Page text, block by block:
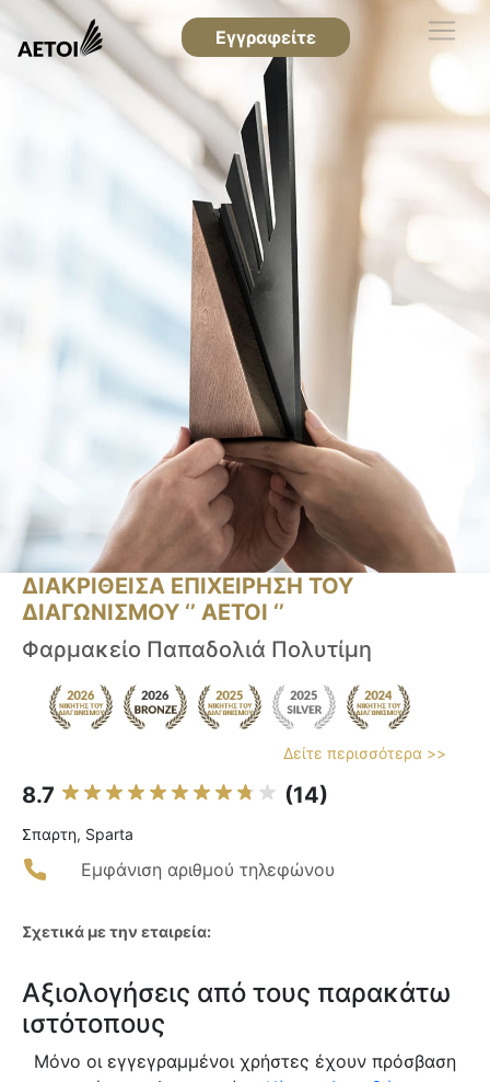
Εγγραφείτε
ΔΙΑΚΡΙΘΕΙΣΑ ΕΠΙΧΕΙΡΗΣΗ ΤΟΥ
ΔΙΑΓΩΝΙΣΜΟΥ ‘’ ΑΕΤΟΙ ‘’
Φαρμακείο Παπαδολιά Πολυτίμη
Δείτε περισσότερα >>
8.7 (14)
Σπαρτη, Sparta
Εμφάνιση αριθμού τηλεφώνου
Σχετικά με την εταιρεία:
Αξιολογήσεις από τους παρακάτω
ιστότοπους
Μόνο οι εγγεγραμμένοι χρήστες έχουν πρόσβαση